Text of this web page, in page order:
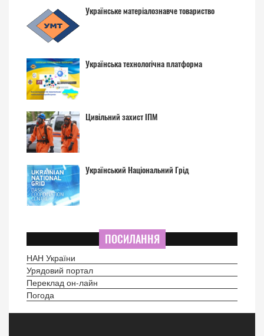
Українське матеріалознавче товариство
Українська технологічна платформа
Цивільний захист ІПМ
Український Національний Грід
ПОСИЛАННЯ
НАН України
Урядовий портал
Переклад он-лайн
Погода